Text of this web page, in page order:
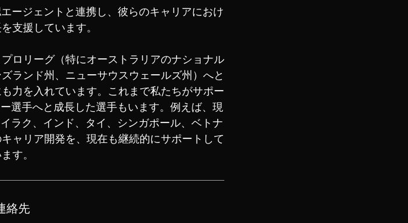
ージェントと連携し、彼らのキャリアにおけ
支援しています。
ロリーグ（特にオーストラリアのナショナル
ランド州、ニューサウスウェールズ州）へと
力を入れています。これまで私たちがサポー
選手へと成長した選手もいます。例えば、現
ラク、インド、タイ、シンガポール、ベトナ
ャリア開発を、現在も継続的にサポートして
す。
絡先